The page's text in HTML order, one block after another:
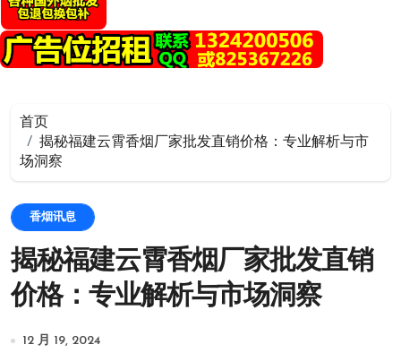
首页
揭秘福建云霄香烟厂家批发直销价格：专业解析与市
场洞察
香烟讯息
揭秘福建云霄香烟厂家批发直销
价格：专业解析与市场洞察
12 月 19, 2024